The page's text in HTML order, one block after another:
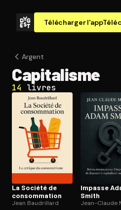
Télécharger l'app
Argent
Capitalisme
14 livres
La Société de
consom­ma­tion
Jean Baudrillard
Impasse
Smith
Jean-Claude